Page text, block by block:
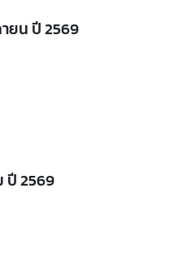
ยนปี2569
ปี2569